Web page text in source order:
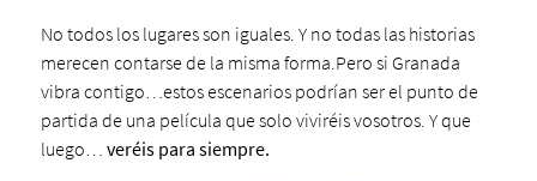
No todos los lugares son iguales. Y no todas las historias
merecen contarse de la misma forma.Pero si Granada
vibra contigo…estos escenarios podrían ser el punto de
partida de una película que solo viviréis vosotros. Y que
luego… veréis para siempre.